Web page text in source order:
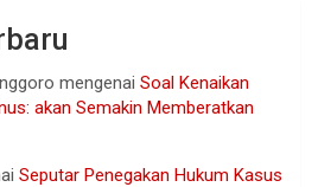
mengenai Soal Kenaikan
akan Semakin Memberatkan
Seputar Penegakan Hukum Kasus